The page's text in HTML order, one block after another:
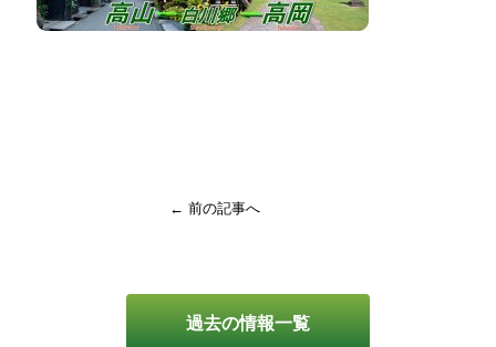
過去の情報一覧
← 前の記事へ